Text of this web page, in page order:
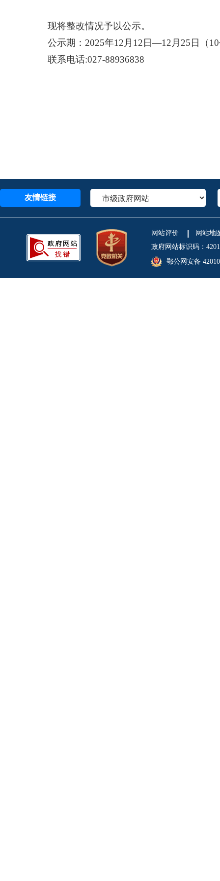
现将整改情况予以公示。
公示期： 2025年12月1 2日—12月25日（
联系电话:027-88936838
友情链接
网站评价
网站地
政府网站标识码：
鄂公网安备